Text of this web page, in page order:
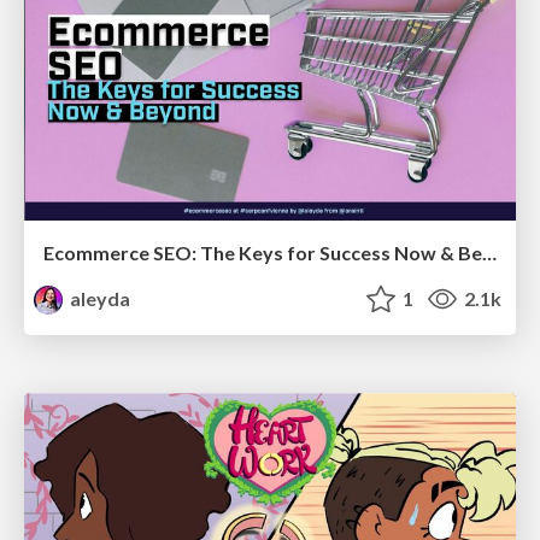
Ecommerce SEO: The Keys for Success Now & Beyond - #SERPConf2024
aleyda
1 2.1k